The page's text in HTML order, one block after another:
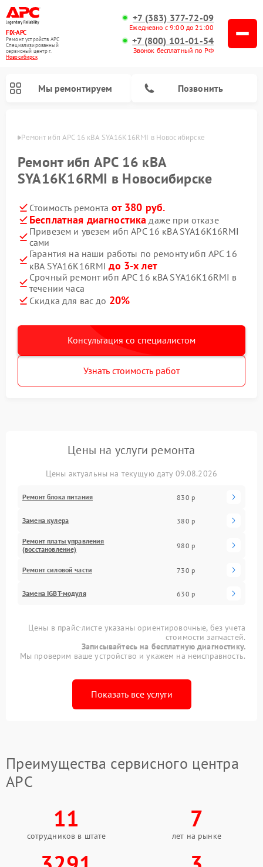
FIX-APC
Ремонт устройств APC
Специализированный
cервисный центр г.
Новосибирск
+7 (383) 377-72-09
Ежедневно с 9:00 до 21:00
+7 (800) 101-01-54
Звонок бесплатный по РФ
Мы ремонтируем Позвонить
Ремонт ибп APC 16 кВА SYA16K16RMI в Новосибирске
Ремонт ибп APC 16 кВА
SYA16K16RMI в Новосибирске
Стоимость ремонта от 380 руб.
Бесплатная диагностика даже при отказе
Привезем и увезем ибп APC 16 кВА SYA16K16RMI
сами
Гарантия на наши работы по ремонту ибп APC 16
кВА SYA16K16RMIдо 3-х лет
Срочный ремонт ибп APC 16 кВА SYA16K16RMI в
течении часа
Скидка для вас до 20%
Консультация со специалистом
Узнать стоимость работ
Цены на услуги ремонта
Цены актуальны на текущую дату 09.08.2026
Ремонт блока питания 830 р
Замена кулера 380 р
Ремонт платы управления
(восстановление)
980 р
Ремонт силовой части 730 р
Замена IGBT-модуля 630 р
Цены в прайс-листе указаны ориентировочные, без учета
стоимости запчастей.
Записывайтесь на бесплатную диагностику.
Мы проверим ваше устройство и укажем на неисправность.
Показать все услуги
Преимущества сервисного центра
APC
11
сотрудников в штате
7
лет на рынке